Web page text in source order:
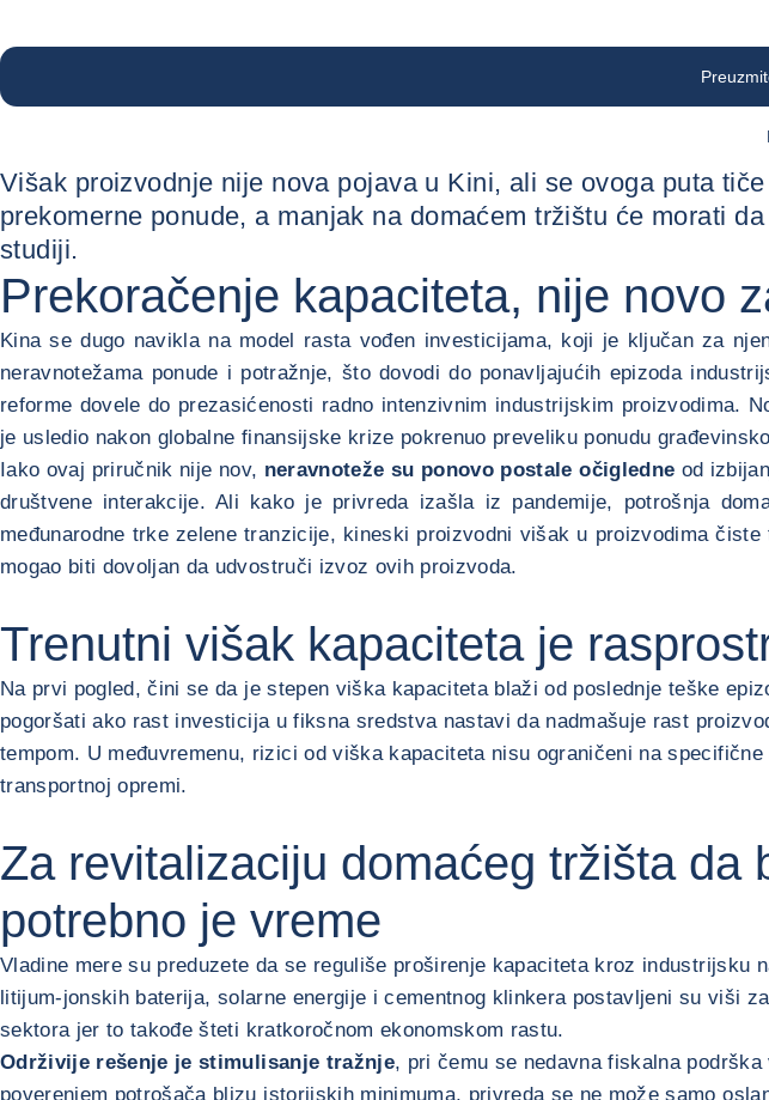
Višak proizvodnje nije nova pojava u Kini, ali se ovoga puta
prekomerne ponude, a manjak na domaćem tržištu će morati
studiji.
Prekoračenje kapaciteta, nije novo
Kina se dugo navikla na model rasta vođen investicijama, koji je ključan za
neravnotežama ponude i potražnje, što dovodi do ponavljajućih epizoda
reforme dovele do prezasićenosti radno intenzivnim industrijskim proizvodima.
je usledio nakon globalne finansijske krize pokrenuo preveliku ponudu
Iako ovaj priručnik nije nov, neravnoteže su ponovo postale očigledne od
društvene interakcije. Ali kako je privreda izašla iz pandemije, potrošnja
međunarodne trke zelene tranzicije, kineski proizvodni višak u proizvodima
mogao biti dovoljan da udvostruči izvoz ovih proizvoda.
Trenutni višak kapaciteta je
Na prvi pogled, čini se da je stepen viška kapaciteta blaži od poslednje teške
pogoršati ako rast investicija u fiksna sredstva nastavi da nadmašuje rast
tempom. U međuvremenu, rizici od viška kapaciteta nisu ograničeni na
transportnoj opremi.
Za revitalizaciju domaćeg tržišta
potrebno je vreme
Vladine mere su preduzete da se reguliše proširenje kapaciteta kroz industrijsku
litijum-jonskih baterija, solarne energije i cementnog klinkera postavljeni su viši
sektora jer to takođe šteti kratkoročnom ekonomskom rastu.
Održivije rešenje je stimulisanje tražnje, pri čemu se nedavna fiskalna
poverenjem potrošača blizu istorijskih minimuma, privreda se ne može samo